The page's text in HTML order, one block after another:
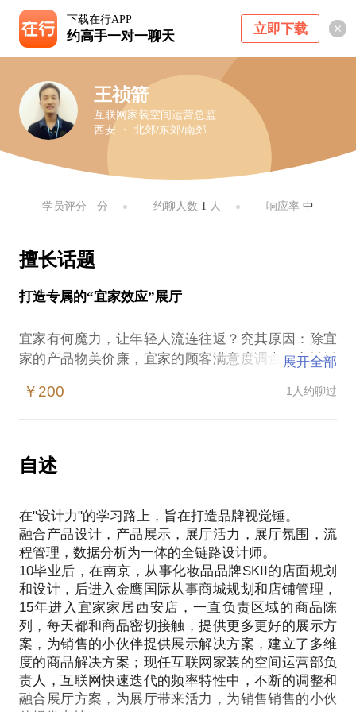
下载在行APP
约高手一对一聊天 立即下载
王祯箭
互联网家装空间运营总监
西安 ・ 北郊/东郊/南郊
学员评分 - 分 约聊人数 1 人 响应率中
擅长话题
打造专属的“宜家效应”展厅
宜家有何魔力，让年轻人流连往返？究其原因：除宜
家的产品物美价廉，宜家的顾客满意度调查，商城活
具。
店面引流，展厅活力，展厅体验等多维度提升展厅业
展开全部
￥200 1人约聊过
自述
在"设计力"的学习路上，旨在打造品牌视觉锤。
融合产品设计，产品展示，展厅活力，展厅氛围，流
程管理，数据分析为一体的全链路设计师。
10毕业后，在南京，从事化妆品品牌SKII的店面规划
和设计，后进入金鹰国际从事商城规划和店铺管理，
15年进入宜家家居西安店，一直负责区域的商品陈
列，每天都和商品密切接触，提供更多更好的展示方
案，为销售的小伙伴提供展示解决方案，建立了多维
度的商品解决方案；现任互联网家装的空间运营部负
责人，互联网快速迭代的频率特性中，不断的调整和
融合展厅方案，为展厅带来活力，为销售销售的小伙